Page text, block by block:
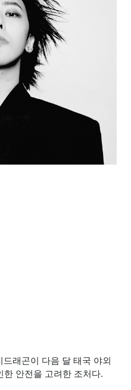
래곤이 다음 달 태국 야외
안전을 고려한 조처다.